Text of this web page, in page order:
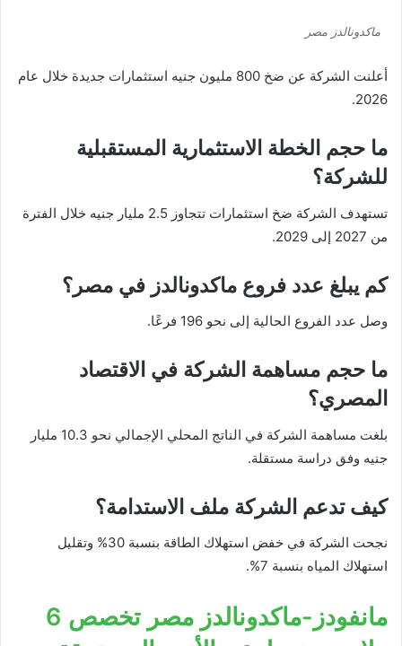
ماكدونالدز مصر
أعلنت الشركة عن ضخ 800 مليون جنيه استثمارات جديدة خلال عام
2026.
ما حجم الخطة الاستثمارية المستقبلية
للشركة؟
تستهدف الشركة ضخ استثمارات تتجاوز 2.5 مليار جنيه خلال الفترة
من 2027 إلى 2029.
كم يبلغ عدد فروع ماكدونالدز في مصر؟
وصل عدد الفروع الحالية إلى نحو 196 فرعًا.
ما حجم مساهمة الشركة في الاقتصاد
المصري؟
بلغت مساهمة الشركة في الناتج المحلي الإجمالي نحو 10.3 مليار
جنيه وفق دراسة مستقلة.
كيف تدعم الشركة ملف الاستدامة؟
نجحت الشركة في خفض استهلاك الطاقة بنسبة 30% وتقليل
استهلاك المياه بنسبة 7%.
مانفودز-ماكدونالدز مصر تخصص 6